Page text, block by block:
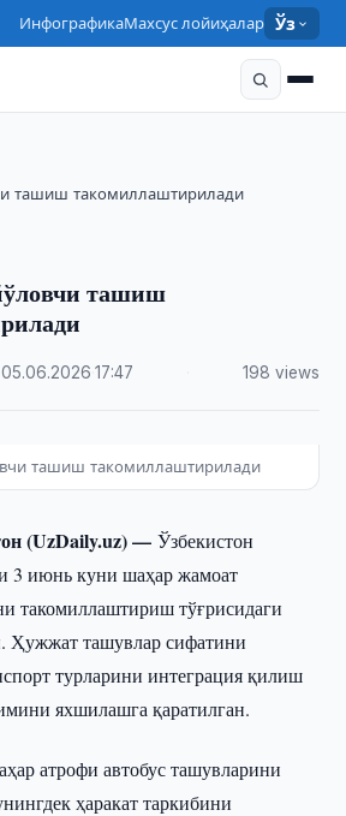
ИнфографикаМахсус лойиҳалар Ўз
ташиш такомиллаштирилади
ташиш
·05.06.2026 ·17:47 198 views
ташиш такомиллаштирилади
(UzDaily.uz) —Ўзбекистон
3 июнь куни шаҳар жамоат
такомиллаштириш тўғрисидаги
Ҳужжат ташувлар сифатини
турларини интеграция қилиш
яхшилашга қаратилган.
атрофи автобус ташувларини
ҳаракат таркибини